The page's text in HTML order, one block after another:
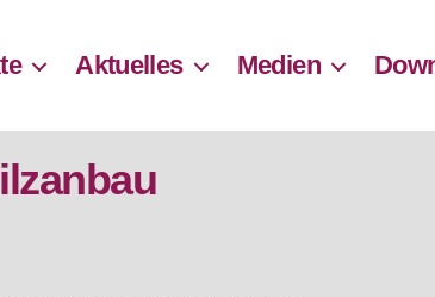
Aktuelles Medien